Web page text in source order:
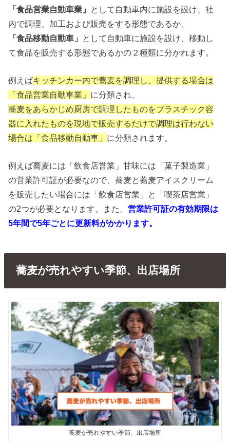
「食品営業自動車業」
として自動車内に施設を設け、社
内で調理、加工および販売をする形態であるか、
「食品移動自動車」
として自動車に施設を設け、移動し
て食品を販売する形態であるかの２種類に分かれます。
例えばキッチンカー内で蕎麦を調理し、提供する場合は
「食品営業自動車業」 に分類され、
蕎麦をあらかじめ厨房で調理したものをプラスチック容
器に入れたものを現地で販売するだけで調理は行わない
場合は「食品移動自動車」 に分類されます。
例えば蕎麦には「飲食店営業」甘味には「菓子製造業」
の営業許可証が必要なので、蕎麦と蕎麦アイスクリーム
を販売したい場合には「飲食店営業」と「喫茶店営業」
の2つが必要となります。また、営業許可証の有効期限は
5年間で5年ごとに更新料がかかります。
蕎麦が売れやすい季節、出店場所
蕎麦が売れやすい季節、出店場所